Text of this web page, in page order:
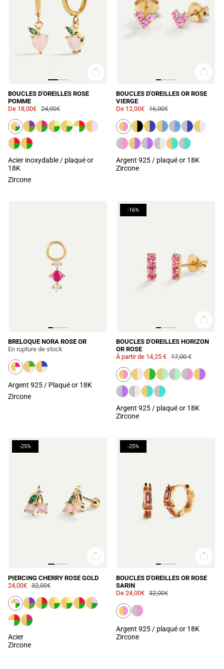
BOUCLES D'OREILLES ROSE
POMME
De 18,00€ 24,00€
Acier inoxydable / plaqué or
18K
Zircone
BOUCLES D'OREILLES OR ROSE
VIERGE
De 12,00€ 16,00€
Argent 925 / plaqué or 18K
Zircone
BRELOQUE NORA ROSE OR
En rupture de stock
Argent 925 / Plaqué or 18K
Zircone
-16%
BOUCLES D'OREILLES HORIZON
OR ROSE
À partir de 14,25 € 17,00 €
Argent 925 / plaqué or 18K
Zircone
-25%
PIERCING CHERRY ROSE GOLD
24,00€ 32,00€
Acier
Zircone
-25%
BOUCLES D'OREILLES OR ROSE
SARIN
De 24,00€ 32,00€
Argent 925 / plaqué or 18K
Zircone